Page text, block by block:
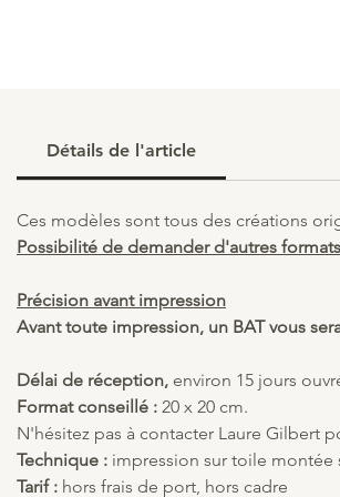
Détails de l'article
Ces modèles sont tous des créations
Possibilité de demander d'autres
Précision avant impression
Avant toute impression, un BAT vous
Délai de réception, environ 15 jours
Format conseillé : 20 x 20 cm.
N'hésitez pas à contacter Laure Gilbert
Technique : impression sur toile montée
Tarif : hors frais de port, hors cadre